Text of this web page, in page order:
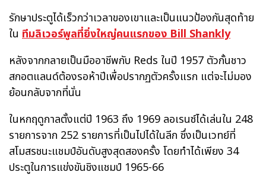
รักษาประตูได้เร็วกว่าเวลาของเขาและเป็นแนวป้องกันสุดท้าย
ใน ทีมลิเวอร์พูลที่ยิ่งใหญ่คนแรกของ Bill Shankly
หลังจากกลายเป็นมืออาชีพกับ Reds ในปี 1957 ตัวกั้นชาว
สกอตแลนด์ต้องรอห้าปีเพื่อปรากฏตัวครั้งแรก แต่จะไม่มอง
ย้อนกลับจากที่นั่น
ในหกฤดูกาลตั้งแต่ปี 1963 ถึง 1969 ลอเรนซ์ได้เล่นใน 248
รายการจาก 252 รายการที่เป็นไปได้ในลีก ซึ่งเป็นเวทย์ที่
สโมสรชนะแชมป์อันดับสูงสุดสองครั้ง โดยทำได้เพียง 34
ประตูในการแข่งขันชิงแชมป์ 1965-66